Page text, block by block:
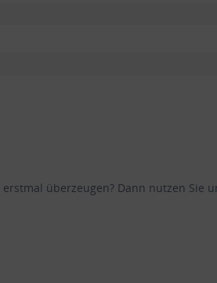
überzeugen? Dann nutzen Sie